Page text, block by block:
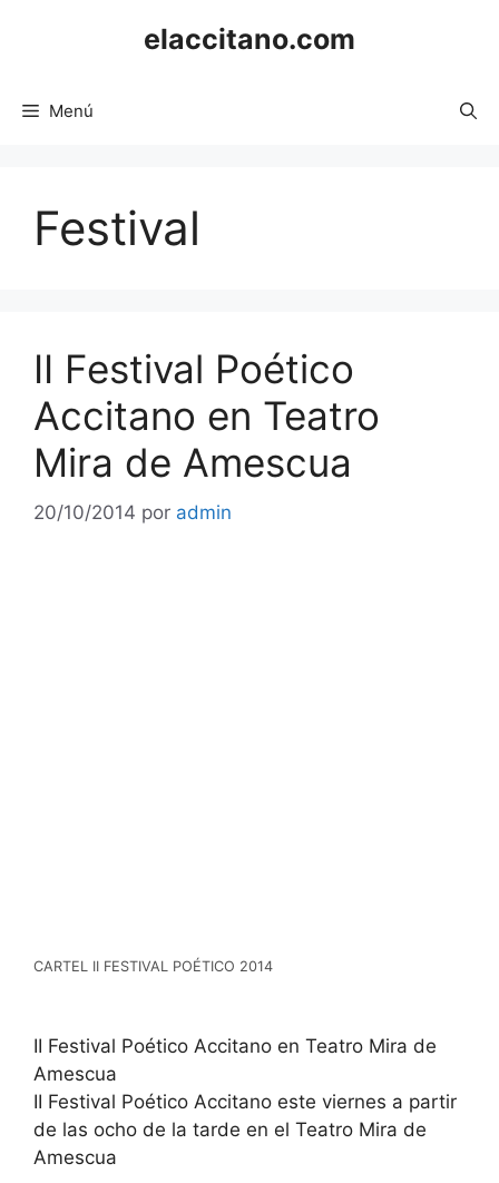
elaccitano.com
Menú
Festival
II Festival Poético
Accitano en Teatro
Mira de Amescua
20/10/2014 por admin
CARTEL II FESTIVAL POÉTICO 2014
II Festival Poético Accitano en Teatro Mira de
Amescua
II Festival Poético Accitano este viernes a partir
de las ocho de la tarde en el Teatro Mira de
Amescua